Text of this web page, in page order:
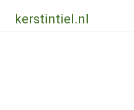
naar
de
kerstintiel.nl